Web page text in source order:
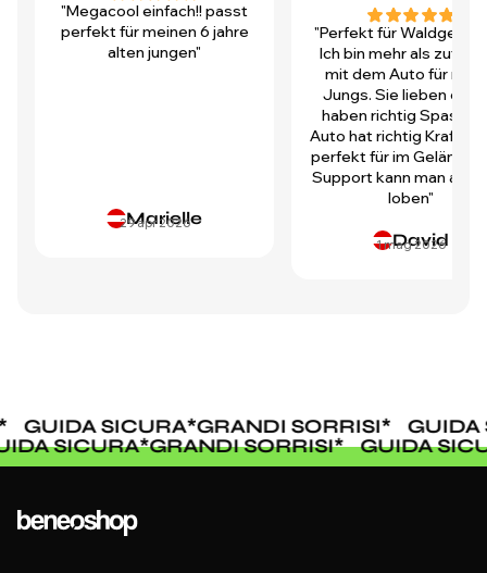
"Megacool einfach!! passt
perfekt für meinen 6 jahre
alten jungen"
Marielle
29 apr 2026
"Perfekt für
Ich bin mehr als
mit dem Auto für
Jungs. Sie lieben es
haben richtig Spass!
Auto hat richtig Kraft
perfekt für im Gelände.
Support kann man auch
loben"
David
1 mag 2026
GUIDA SICURA*GRANDI SORRISI*
GUIDA
SICURA*GRANDI SORRISI* GUIDA